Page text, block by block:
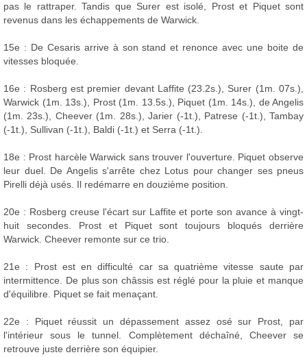
pas le rattraper. Tandis que Surer est isolé, Prost et Piquet sont
revenus dans les échappements de Warwick.
15e : De Cesaris arrive à son stand et renonce avec une boite de
vitesses bloquée.
16e : Rosberg est premier devant Laffite (23.2s.), Surer (1m. 07s.),
Warwick (1m. 13s.), Prost (1m. 13.5s.), Piquet (1m. 14s.), de Angelis
(1m. 23s.), Cheever (1m. 28s.), Jarier (-1t.), Patrese (-1t.), Tambay
(-1t.), Sullivan (-1t.), Baldi (-1t.) et Serra (-1t.).
18e : Prost harcèle Warwick sans trouver l'ouverture. Piquet observe
leur duel. De Angelis s'arrête chez Lotus pour changer ses pneus
Pirelli déjà usés. Il redémarre en douzième position.
20e : Rosberg creuse l'écart sur Laffite et porte son avance à vingt-
huit secondes. Prost et Piquet sont toujours bloqués derrière
Warwick. Cheever remonte sur ce trio.
21e : Prost est en difficulté car sa quatrième vitesse saute par
intermittence. De plus son châssis est réglé pour la pluie et manque
d'équilibre. Piquet se fait menaçant.
22e : Piquet réussit un dépassement assez osé sur Prost, par
l'intérieur sous le tunnel. Complètement déchaîné, Cheever se
retrouve juste derrière son équipier.